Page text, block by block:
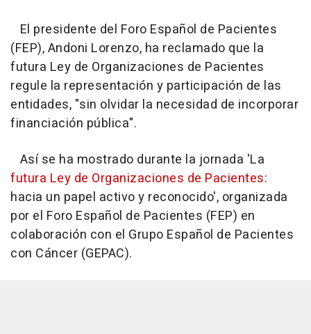
El presidente del Foro Español de Pacientes
(FEP), Andoni Lorenzo, ha reclamado que la
futura Ley de Organizaciones de Pacientes
regule la representación y participación de las
entidades, "sin olvidar la necesidad de incorporar
financiación pública".
Así se ha mostrado durante la jornada 'La
futura Ley de Organizaciones de Pacientes:
hacia un papel activo y reconocido', organizada
por el Foro Español de Pacientes (FEP) en
colaboración con el Grupo Español de Pacientes
con Cáncer (GEPAC).